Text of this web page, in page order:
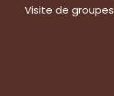
Visite de groupes